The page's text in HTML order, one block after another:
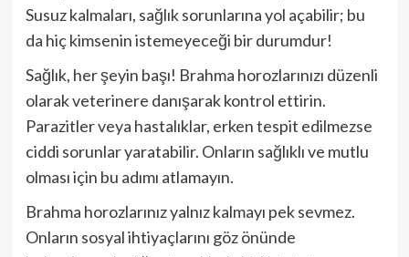
Susuz kalmaları, sağlık sorunlarına yol açabilir; bu
da hiç kimsenin istemeyeceği bir durumdur!
Sağlık, her şeyin başı! Brahma horozlarınızı düzenli
olarak veterinere danışarak kontrol ettirin.
Parazitler veya hastalıklar, erken tespit edilmezse
ciddi sorunlar yaratabilir. Onların sağlıklı ve mutlu
olması için bu adımı atlamayın.
Brahma horozlarınız yalnız kalmayı pek sevmez.
Onların sosyal ihtiyaçlarını göz önünde